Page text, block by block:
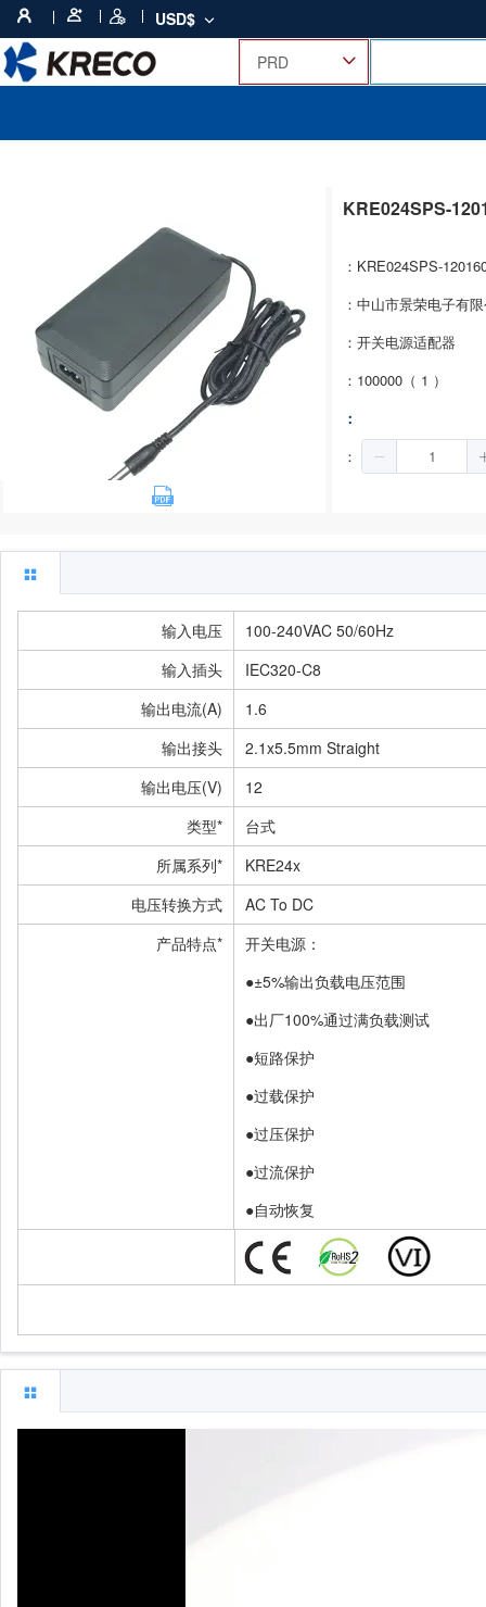
USD$
KRE024SPS-
：KRE024SPS-
：中山市景荣电子有
：开关电源适配器
：100000（ 1 ）
：
：
输入电压
100-240VAC 50/60Hz
输入插头
IEC320-C8
输出电流(A)
1.6
输出接头
2.1x5.5mm Straight
输出电压(V)
12
类型*
台式
所属系列*
KRE24x
电压转换方式
AC To DC
产品特点*
开关电源：
●±5%输出负载电压范围
●出厂100%通过满负载测试
●短路保护
●过载保护
●过压保护
●过流保护
●自动恢复